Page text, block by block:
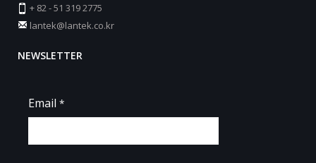
+ 82 - 51 319 2775
lantek@lantek.co.kr
NEWSLETTER